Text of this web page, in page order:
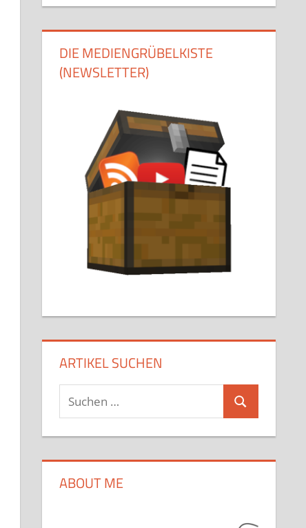
DIE MEDIENGRÜBELKISTE
(NEWSLETTER)
ARTIKEL SUCHEN
Suchen
nach:
Suchen
ABOUT ME